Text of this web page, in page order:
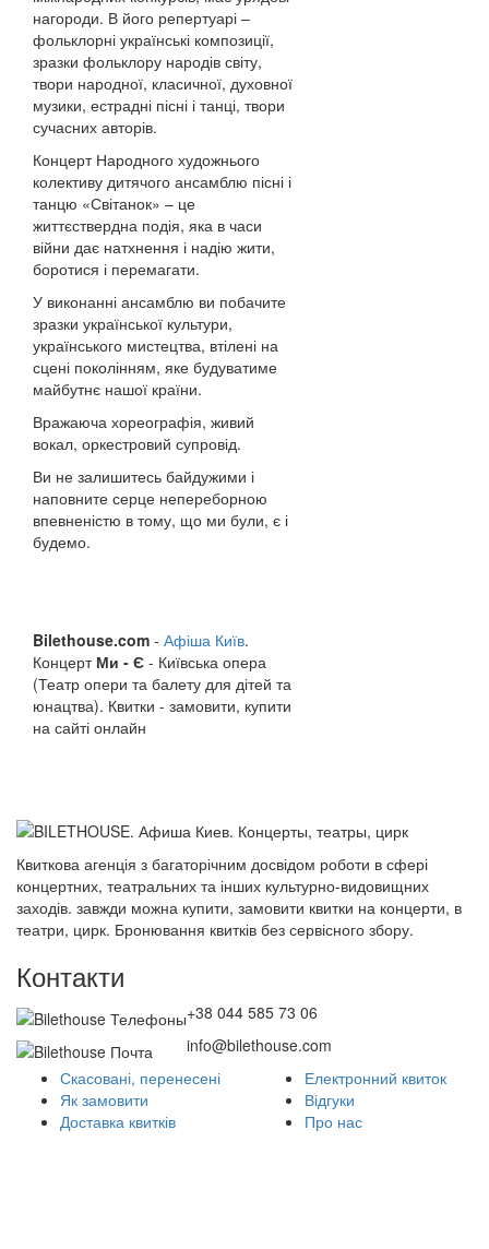
нагороди. В його репертуарі –
фольклорні українські композиції,
зразки фольклору народів світу,
твори народної, класичної, духовної
музики, естрадні пісні і танці, твори
сучасних авторів.
Концерт Народного художнього
колективу дитячого ансамблю пісні і
танцю «Світанок» – це
життєствердна подія, яка в часи
війни дає натхнення і надію жити,
боротися і перемагати.
У виконанні ансамблю ви побачите
зразки української культури,
українського мистецтва, втілені на
сцені поколінням, яке будуватиме
майбутнє нашої країни.
Вражаюча хореографія, живий
вокал, оркестровий супровід.
Ви не залишитесь байдужими і
наповните серце непереборною
впевненістю в тому, що ми були, є і
будемо.
Bilethouse.com - Афіша Київ.
Концерт Ми - Є - Київська опера
(Театр опери та балету для дітей та
юнацтва). Квитки - замовити, купити
на сайті онлайн
Квиткова агенція з багаторічним досвідом роботи в сфері
концертних, театральних та інших культурно-видовищних
заходів. завжди можна купити, замовити квитки на концерти, в
театри, цирк. Бронювання квитків без сервісного збору.
Контакти
+38 044 585 73 06
info@bilethouse.com
Скасовані, перенесені
Як замовити
Доставка квитків
Електронний квиток
Відгуки
Про нас